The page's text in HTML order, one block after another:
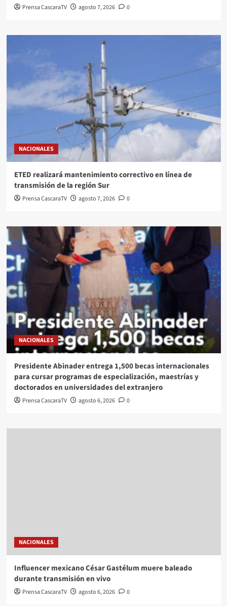
Prensa CascaraTV agosto 7, 2026 0
NACIONALES
ETED realizará mantenimiento correctivo en línea de
transmisión de la región Sur
Prensa CascaraTV agosto 7, 2026 0
NACIONALES
Presidente Abinader entrega 1,500 becas internacionales
para cursar programas de especialización, maestrías y
doctorados en universidades del extranjero
Prensa CascaraTV agosto 6, 2026 0
NACIONALES
Influencer mexicano César Gastélum muere baleado
durante transmisión en vivo
Prensa CascaraTV agosto 6, 2026 0